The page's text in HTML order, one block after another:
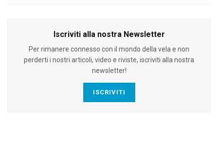
Iscriviti alla nostra Newsletter
Per rimanere connesso con il mondo della vela e non
perderti i nostri articoli, video e riviste, iscriviti alla nostra
newsletter!
ISCRIVITI